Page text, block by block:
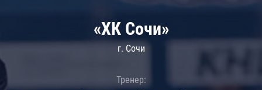
«ХК Сочи»
г. Сочи
Тренер: